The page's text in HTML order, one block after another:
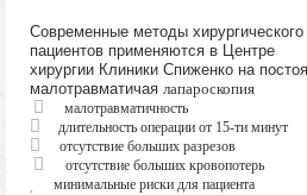
Современные методы хирургического
пациентов применяются в Центре
хирургии Клиники Спиженко на
малотравматичая лапароскопия
малотравматичность
длительность операции от 15-ти минут
отсутствие больших разрезов
отсутствие больших кровопотерь
минимальные риски для пациента